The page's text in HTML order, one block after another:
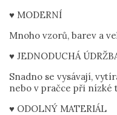
♥ MODERNÍ
Mnoho vzorů, barev a
♥ JEDNODUCHÁ
Snadno se vysávají,
nebo v pračce při nízké
♥ ODOLNÝ MATERIÁL